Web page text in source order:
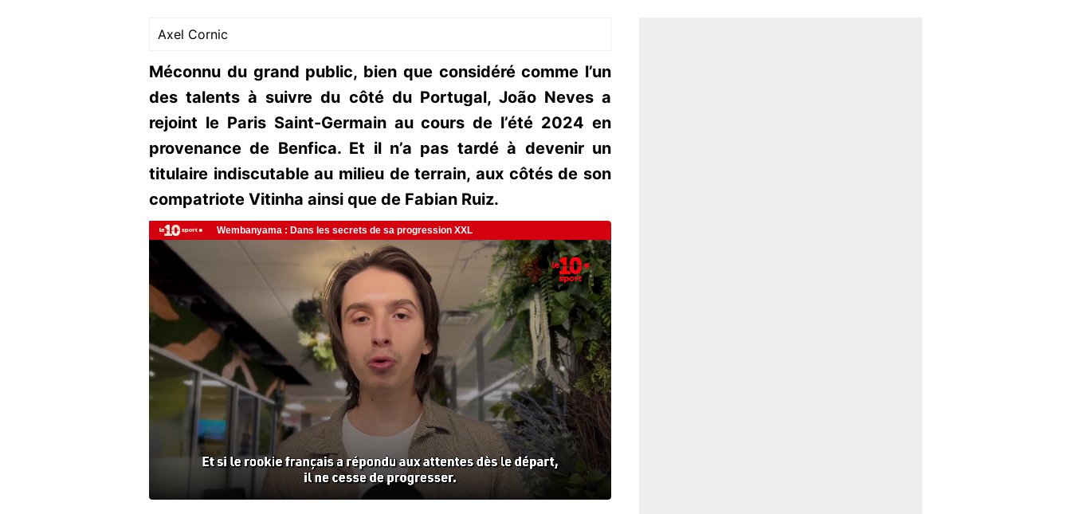
Axel Cornic
Méconnu du grand public, bien que considéré comme l’un
des talents à suivre du côté du Portugal, João Neves a
rejoint le Paris Saint-Germain au cours de l’été 2024 en
provenance de Benfica. Et il n’a pas tardé à devenir un
titulaire indiscutable au milieu de terrain, aux côtés de son
compatriote Vitinha ainsi que de Fabian Ruiz.